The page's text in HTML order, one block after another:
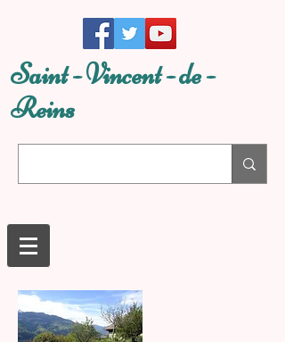
Saint - Vincent - de -
Reins